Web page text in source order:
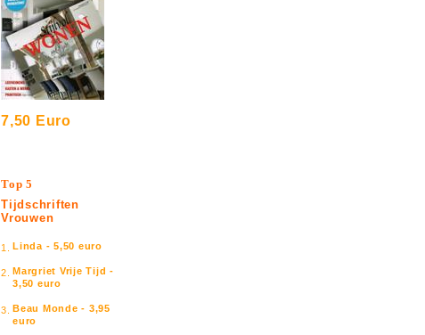
7,50 Euro
Top 5
Tijdschriften
Vrouwen
1. Linda - 5,50 euro
2. Margriet Vrije Tijd -
3,50 euro
3. Beau Monde - 3,95
euro